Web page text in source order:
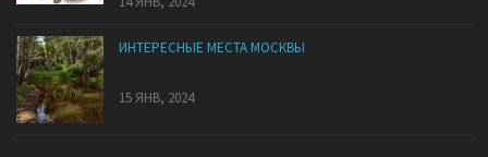
ИНТЕРЕСНЫЕ МЕСТА МОСКВЫ
15 ЯНВ, 2024